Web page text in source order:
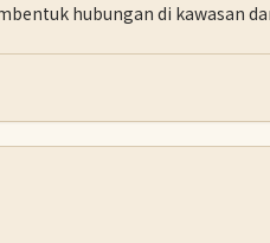
hubungan di kawasan